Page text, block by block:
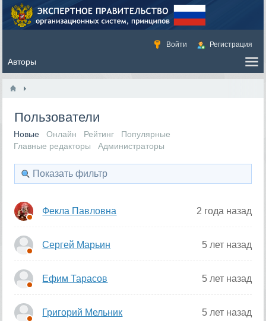
Войти Регистрация
Пользователи
Новые Онлайн Рейтинг
Популярные
Главные редакторы
Администраторы
Показать фильтр
Фекла Павловна 2 года назад
Сергей Марьин 5 лет назад
Ефим Тарасов 5 лет назад
Григорий Мельник 5 лет назад